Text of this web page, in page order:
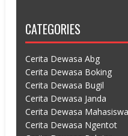
CATEGORIES
Cerita Dewasa Abg
Cerita Dewasa Boking
Cerita Dewasa Bugil
Cerita Dewasa Janda
Cerita Dewasa Mahasiswa
Cerita Dewasa Ngentot